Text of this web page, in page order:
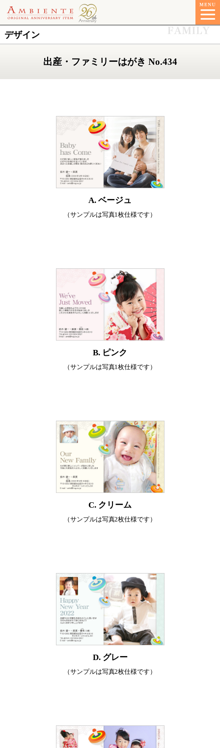
デザイン
出産・ファミリーはがき No.434
A. ベージュ
（サンプルは写真1枚仕様です）
B. ピンク
（サンプルは写真1枚仕様です）
C. クリーム
（サンプルは写真2枚仕様です）
D. グレー
（サンプルは写真2枚仕様です）